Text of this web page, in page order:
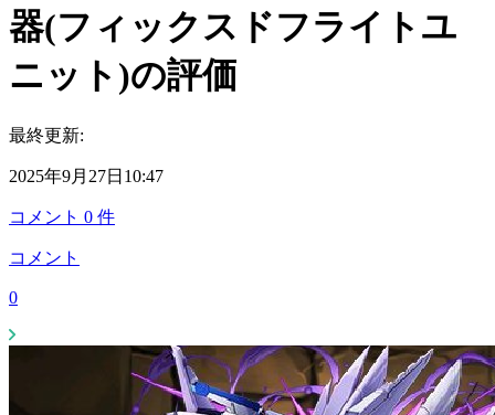
器(フィックスドフライトユ
ニット)の評価
最終更新:
2025年9月27日10:47
コメント 0 件
コメント
0